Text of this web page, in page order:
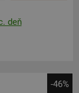
deň
-46%